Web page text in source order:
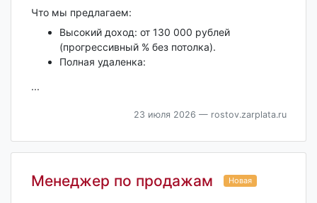
Что мы предлагаем:
Высокий доход: от 130 000 рублей
(прогрессивный % без потолка).
Полная удаленка:
...
23 июля 2026 — rostov.zarplata.ru
Менеджер по продажам Новая